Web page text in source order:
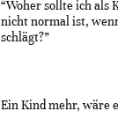
“Woher sollte ich als
nicht normal ist,
schlägt?”
Ein Kind mehr, wäre